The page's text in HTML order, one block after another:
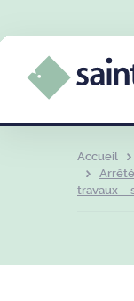
Accueil
travaux –